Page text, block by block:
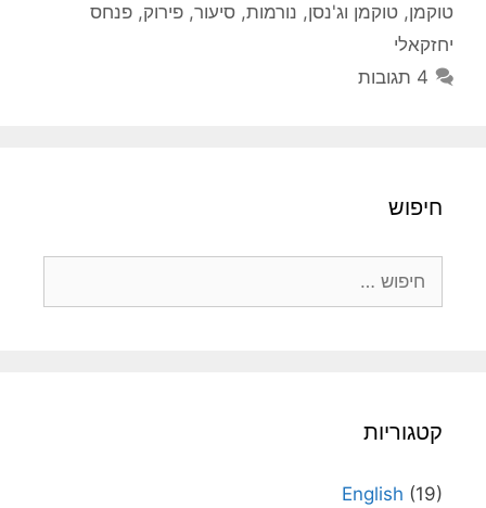
טוקמן, טוקמן וג'נסן, נורמות, סיעור, פירוק, פנחס
יחזקאלי
4 תגובות
חיפוש
קטגוריות
English (19)